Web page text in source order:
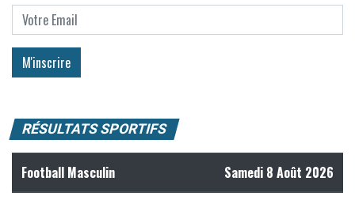
RÉSULTATS SPORTIFS
Football Masculin Samedi 8 Août 2026